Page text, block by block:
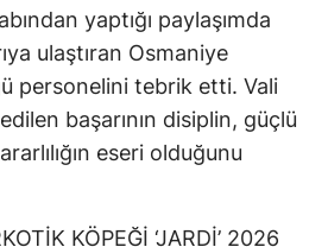
yaptığı paylaşımda
ulaştıran Osmaniye
personelini tebrik etti. Vali
başarının disiplin, güçlü
eseri olduğunu